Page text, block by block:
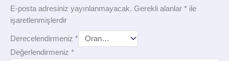
E-posta adresiniz yayınlanmayacak. Gerekli alanlar * ile
işaretlenmişlerdir
Derecelendirmeniz *
Değerlendirmeniz *